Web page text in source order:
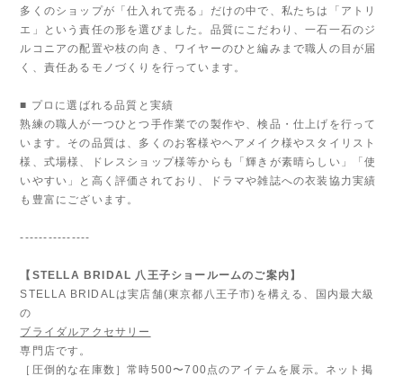
多くのショップが「仕入れて売る」だけの中で、私たちは「アトリ
エ」という責任の形を選びました。品質にこだわり、一石一石のジ
ルコニアの配置や枝の向き、ワイヤーのひと編みまで職人の目が届
く、責任あるモノづくりを行っています。
■ プロに選ばれる品質と実績
熟練の職人が一つひとつ手作業での製作や、検品・仕上げを行って
います。その品質は、多くのお客様やヘアメイク様やスタイリスト
様、式場様、ドレスショップ様等からも「輝きが素晴らしい」「使
いやすい」と高く評価されており、ドラマや雑誌への衣装協力実績
も豊富にございます。
---------------
【STELLA BRIDAL 八王子ショールームのご案内】
STELLA BRIDALは実店舗(東京都八王子市)を構える、国内最大級
の
ブライダルアクセサリー
専門店です。
［圧倒的な在庫数］常時500〜700点のアイテムを展示。ネット掲